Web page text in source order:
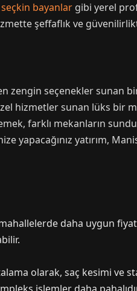
bayanlar gibi yerel
şeffaflık ve
zengin seçenekler sunan
hizmetler sunan lüks bir
farklı mekanların
yapacağınız yatırım,
daha uygun
olarak, saç kesimi ve